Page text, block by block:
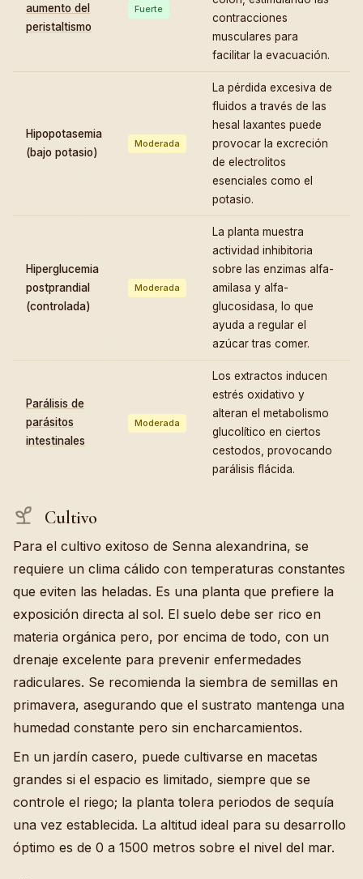
aumento del
peristaltismo
Fuerte
contracciones
musculares para
facilitar la evacuación.
Hipopotasemia
(bajo potasio)
Moderada
La pérdida excesiva de
fluidos a través de las
hesal laxantes puede
provocar la excreción
de electrolitos
esenciales como el
potasio.
Hiperglucemia
postprandial
(controlada)
Moderada
La planta muestra
actividad inhibitoria
sobre las enzimas alfa-
amilasa y alfa-
glucosidasa, lo que
ayuda a regular el
azúcar tras comer.
Parálisis de
parásitos
intestinales
Moderada
Los extractos inducen
estrés oxidativo y
alteran el metabolismo
glucolítico en ciertos
cestodos, provocando
parálisis flácida.
Cultivo
Para el cultivo exitoso de Senna alexandrina, se
requiere un clima cálido con temperaturas constantes
que eviten las heladas. Es una planta que prefiere la
exposición directa al sol. El suelo debe ser rico en
materia orgánica pero, por encima de todo, con un
drenaje excelente para prevenir enfermedades
radiculares. Se recomienda la siembra de semillas en
primavera, asegurando que el sustrato mantenga una
humedad constante pero sin encharcamientos.
En un jardín casero, puede cultivarse en macetas
grandes si el espacio es limitado, siempre que se
controle el riego; la planta tolera periodos de sequía
una vez establecida. La altitud ideal para su desarrollo
óptimo es de 0 a 1500 metros sobre el nivel del mar.